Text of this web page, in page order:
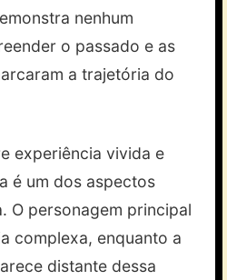
nenhum
o passado e as
a trajetória do
experiência vivida e
é um dos aspectos
O personagem principal
complexa, enquanto a
distante dessa